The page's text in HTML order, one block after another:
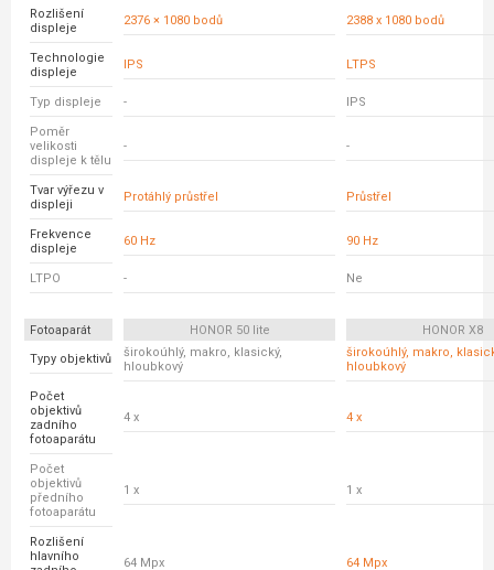
Rozlišení
displeje
2376 × 1080 bodů 2388 x 1080 bodů
Technologie
displeje
IPS LTPS
Typ displeje - IPS
Poměr
velikosti
displeje k tělu
- -
Tvar výřezu v
displeji
Protáhlý průstřel Průstřel
Frekvence
displeje
60 Hz 90 Hz
LTPO - Ne
Fotoaparát HONOR 50 lite
HONOR X8
Typy objektivů
širokoúhlý, makro, klasický,
hloubkový
širokoúhlý, makro,
hloubkový
Počet
objektivů
zadního
fotoaparátu
4 x 4 x
Počet
objektivů
předního
fotoaparátu
1 x 1 x
Rozlišení
hlavního
64 Mpx 64 Mpx